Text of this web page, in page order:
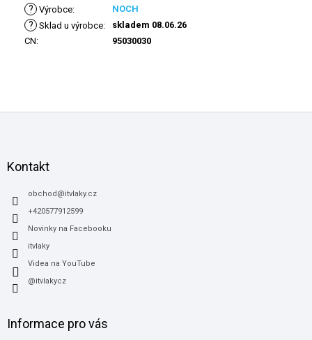
? Výrobce: NOCH
? Sklad u výrobce:
skladem 08.06.26
CN: 95030030
Kontakt
obchod@itvlaky.cz
+420577912599
Novinky na Facebooku
itvlaky
Videa na YouTube
@itvlakycz
Informace pro vás